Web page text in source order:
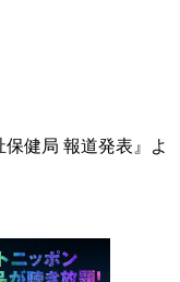
健局 報道発表』よ